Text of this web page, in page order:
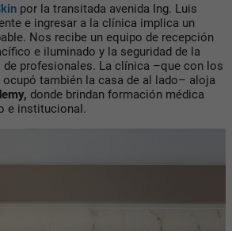
por la transitada avenida Ing. Luis
e ingresar a la clínica implica un
Nos recibe un equipo de recepción
e iluminado y la seguridad de la
de profesionales. La clínica –que con los
también la casa de al lado– aloja
donde brindan formación médica
e institucional.